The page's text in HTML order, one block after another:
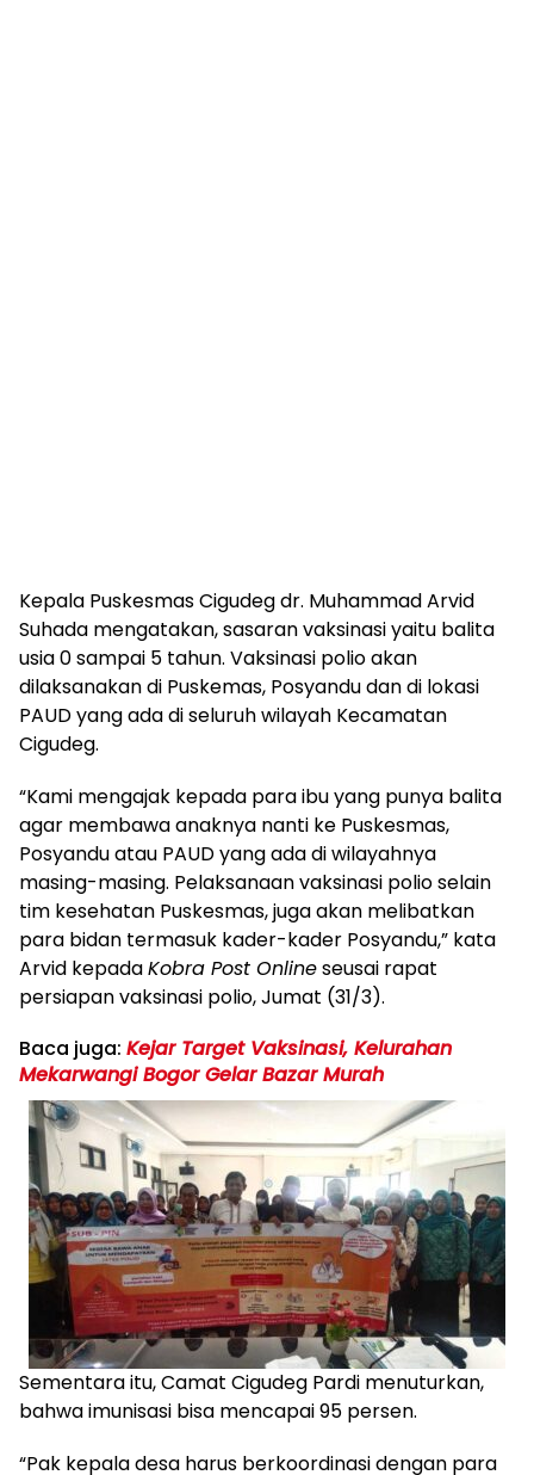
Kepala Puskesmas Cigudeg dr. Muhammad Arvid
Suhada mengatakan, sasaran vaksinasi yaitu balita
usia 0 sampai 5 tahun. Vaksinasi polio akan
dilaksanakan di Puskemas, Posyandu dan di lokasi
PAUD yang ada di seluruh wilayah Kecamatan
Cigudeg.
“Kami mengajak kepada para ibu yang punya balita
agar membawa anaknya nanti ke Puskesmas,
Posyandu atau PAUD yang ada di wilayahnya
masing-masing. Pelaksanaan vaksinasi polio selain
tim kesehatan Puskesmas, juga akan melibatkan
para bidan termasuk kader-kader Posyandu,” kata
Arvid kepadaKobra Post Onlineseusai rapat
persiapan vaksinasi polio, Jumat (31/3).
Baca juga: Kejar Target Vaksinasi, Kelurahan
Mekarwangi Bogor Gelar Bazar Murah
Sementara itu, Camat Cigudeg Pardi menuturkan,
bahwa imunisasi bisa mencapai 95 persen.
“Pak kepala desa harus berkoordinasi dengan para